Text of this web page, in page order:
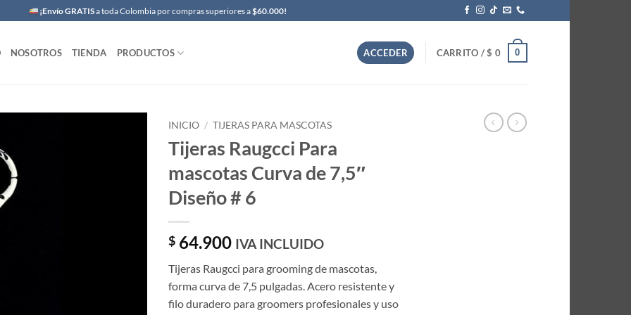
¡Envío GRATISa toda Colombia por compras superiores a$60.000!
NOSOTROS TIENDA PRODUCTOS ACCEDER CARRITO /$ 0 0
INICIO / TIJERAS PARA MASCOTAS
Tijeras Raugcci Para
mascotas Curva de 7,5″
Diseño # 6
$ 64.900 IVA INCLUIDO
Tijeras Raugcci para grooming de mascotas,
forma curva de 7,5 pulgadas. Acero resistente y
filo duradero para groomers profesionales y uso